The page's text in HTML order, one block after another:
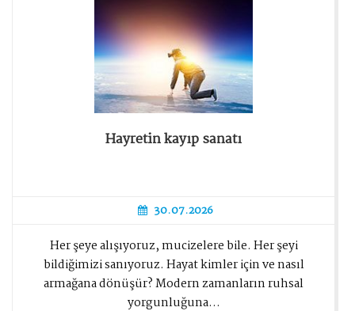
Hayretin kayıp sanatı
30.07.2026
Her şeye alışıyoruz, mucizelere bile. Her şeyi
bildiğimizi sanıyoruz. Hayat kimler için ve nasıl
armağana dönüşür? Modern zamanların ruhsal
yorgunluğuna...